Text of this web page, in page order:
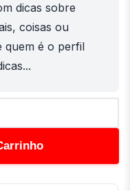
dicas sobre
coisas ou
quem é o perfil